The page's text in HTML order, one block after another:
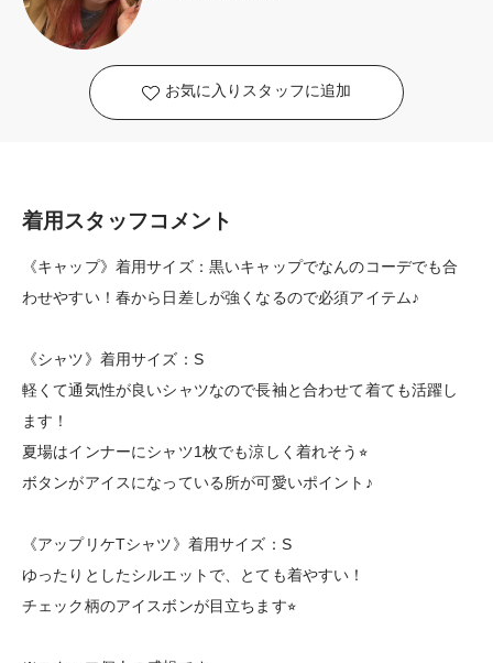
お気に入りスタッフに追加
着用スタッフコメント
《キャップ》着用サイズ：黒いキャップでなんのコーデでも合
わせやすい！春から日差しが強くなるので必須アイテム♪
《シャツ》着用サイズ：S
軽くて通気性が良いシャツなので長袖と合わせて着ても活躍し
ます！
夏場はインナーにシャツ1枚でも涼しく着れそう⭐︎
ボタンがアイスになっている所が可愛いポイント♪
《アップリケTシャツ》着用サイズ：S
ゆったりとしたシルエットで、とても着やすい！
チェック柄のアイスボンが目立ちます⭐︎